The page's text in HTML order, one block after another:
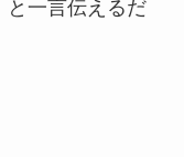
と一言伝えるだ